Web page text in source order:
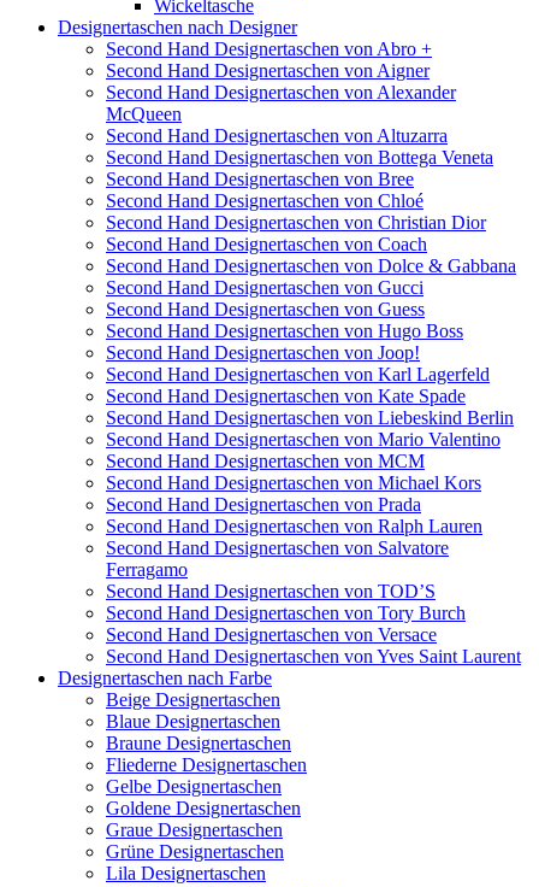
Wickeltasche
Designertaschen nach Designer
Second Hand Designertaschen von Abro +
Second Hand Designertaschen von Aigner
Second Hand Designertaschen von Alexander
McQueen
Second Hand Designertaschen von Altuzarra
Second Hand Designertaschen von Bottega Veneta
Second Hand Designertaschen von Bree
Second Hand Designertaschen von Chloé
Second Hand Designertaschen von Christian Dior
Second Hand Designertaschen von Coach
Second Hand Designertaschen von Dolce & Gabbana
Second Hand Designertaschen von Gucci
Second Hand Designertaschen von Guess
Second Hand Designertaschen von Hugo Boss
Second Hand Designertaschen von Joop!
Second Hand Designertaschen von Karl Lagerfeld
Second Hand Designertaschen von Kate Spade
Second Hand Designertaschen von Liebeskind Berlin
Second Hand Designertaschen von Mario Valentino
Second Hand Designertaschen von MCM
Second Hand Designertaschen von Michael Kors
Second Hand Designertaschen von Prada
Second Hand Designertaschen von Ralph Lauren
Second Hand Designertaschen von Salvatore
Ferragamo
Second Hand Designertaschen von TOD’S
Second Hand Designertaschen von Tory Burch
Second Hand Designertaschen von Versace
Second Hand Designertaschen von Yves Saint Laurent
Designertaschen nach Farbe
Beige Designertaschen
Blaue Designertaschen
Braune Designertaschen
Fliederne Designertaschen
Gelbe Designertaschen
Goldene Designertaschen
Graue Designertaschen
Grüne Designertaschen
Lila Designertaschen